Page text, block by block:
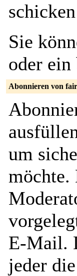
Sie
oder ein
Abonnieren von
um
möchte.
E-Mail.
jeder